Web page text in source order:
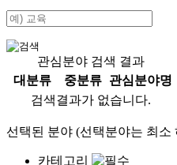
관심분야 검색 결과
대분류
중분류
관심분야명
검색결과가 없습니다.
선택된 분야 (선택분야는 최
카테고리